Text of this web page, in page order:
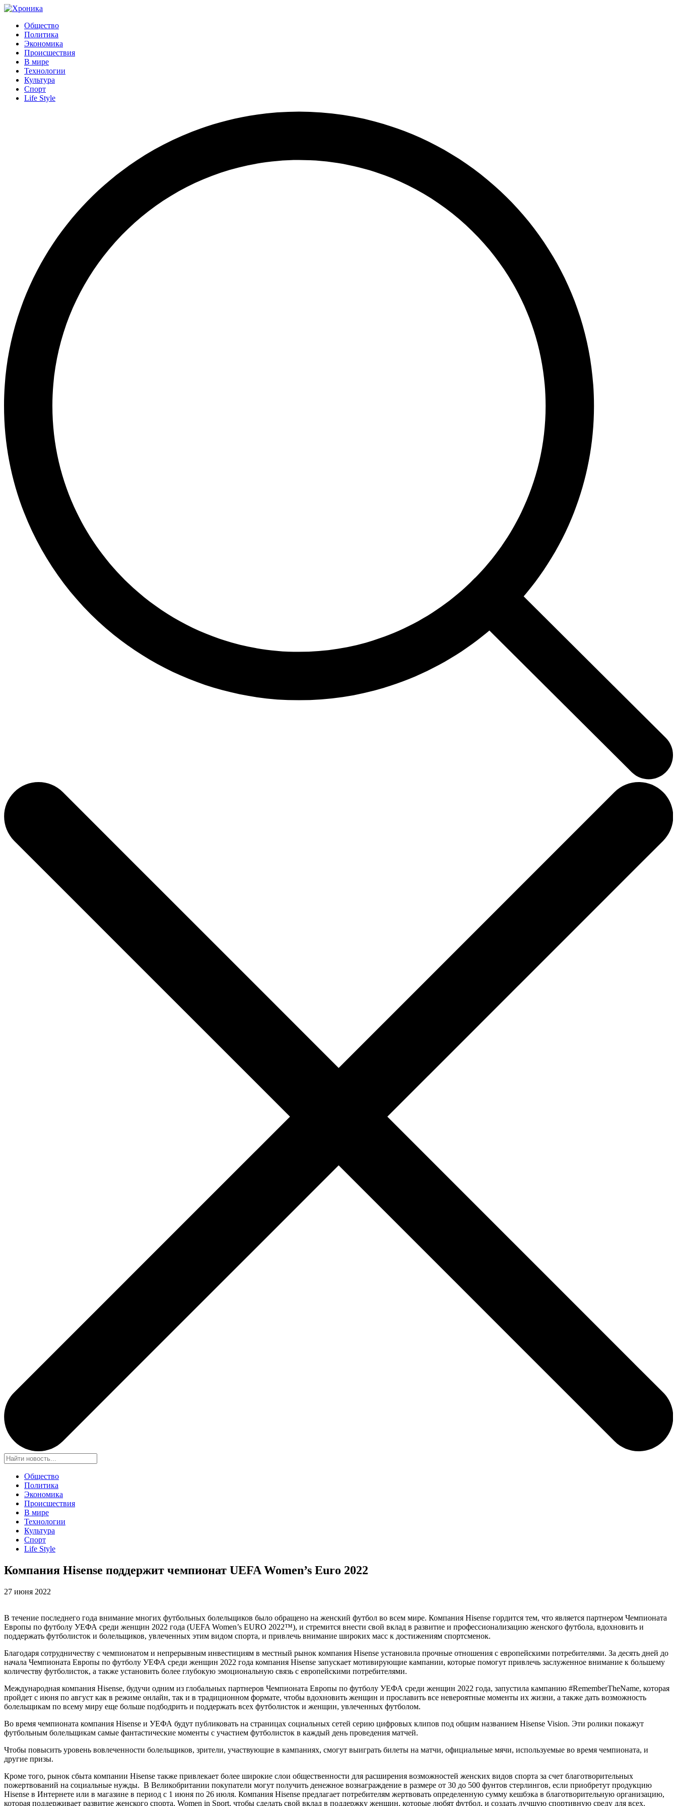
Общество
Политика
Экономика
Происшествия
В мире
Технологии
Культура
Спорт
Life Style
Общество
Политика
Экономика
Происшествия
В мире
Технологии
Культура
Спорт
Life Style
Компания Hisense поддержит чемпионат UEFA Women’s Euro 2022
27 июня 2022
В течение последнего года внимание многих футбольных болельщиков было обращено на женский футбол во всем мире. Компания Hisense гордится тем, что является партнером Чемпионата
Европы по футболу УЕФА среди женщин 2022 года (UEFA Women’s EURO 2022™), и стремится внести свой вклад в развитие и профессионализацию женского футбола, вдохновить и
поддержать футболисток и болельщиков, увлеченных этим видом спорта, и привлечь внимание широких масс к достижениям спортсменок.
Благодаря сотрудничеству с чемпионатом и непрерывным инвестициям в местный рынок компания Hisense установила прочные отношения с европейскими потребителями. За десять дней до
начала Чемпионата Европы по футболу УЕФА среди женщин 2022 года компания Hisense запускает мотивирующие кампании, которые помогут привлечь заслуженное внимание к большему
количеству футболисток, а также установить более глубокую эмоциональную связь с европейскими потребителями.
Международная компания Hisense, будучи одним из глобальных партнеров Чемпионата Европы по футболу УЕФА среди женщин 2022 года, запустила кампанию #RememberTheName, которая
пройдет с июня по август как в режиме онлайн, так и в традиционном формате, чтобы вдохновить женщин и прославить все невероятные моменты их жизни, а также дать возможность
болельщикам по всему миру еще больше подбодрить и поддержать всех футболисток и женщин, увлеченных футболом.
Во время чемпионата компания Hisense и УЕФА будут публиковать на страницах социальных сетей серию цифровых клипов под общим названием Hisense Vision. Эти ролики покажут
футбольным болельщикам самые фантастические моменты с участием футболисток в каждый день проведения матчей.
Чтобы повысить уровень вовлеченности болельщиков, зрители, участвующие в кампаниях, смогут выиграть билеты на матчи, официальные мячи, используемые во время чемпионата, и
другие призы.
Кроме того, рынок сбыта компании Hisense также привлекает более широкие слои общественности для расширения возможностей женских видов спорта за счет благотворительных
пожертвований на социальные нужды. В Великобритании покупатели могут получить денежное вознаграждение в размере от 30 до 500 фунтов стерлингов, если приобретут продукцию
Hisense в Интернете или в магазине в период с 1 июня по 26 июля. Компания Hisense предлагает потребителям жертвовать определенную сумму кешбэка в благотворительную организацию,
которая поддерживает развитие женского спорта, Women in Sport, чтобы сделать свой вклад в поддержку женщин, которые любят футбол, и создать лучшую спортивную среду для всех.